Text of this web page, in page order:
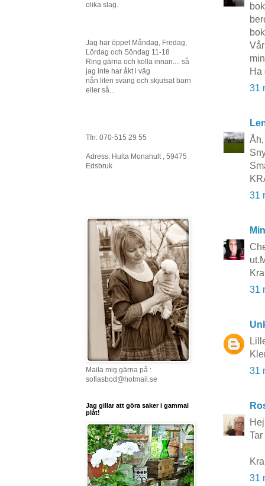
Ha
31
31
31
31
31
olika slag.
Jag har öppet Måndag, Fredag,
Lördag och Söndag 11-18
Ring gärna och kolla innan.... så
jag inte har åkt i väg
nån liten sväng och skjutsat barn
eller så...
Tfn: 070-515 29 55
Adress: Hulta Monahult , 59475
Edsbruk
Maila mig gärna på :
sofiasbod@hotmail.se
Jag gillar att göra saker i gammal
plåt!